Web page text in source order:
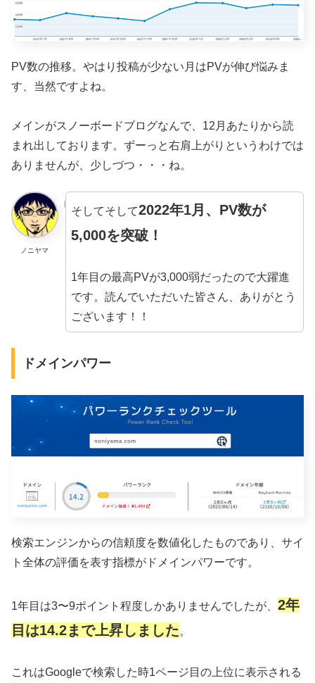
PV数の推移。やはり投稿が少ない月はPVが伸び悩みま
す、当然ですよね。
メインがスノーボードブログなんで、12月あたりから読
まれ出しております。ずーっと右肩上がりというわけでは
ありませんが、少しづつ・・・ね。
ノニヤマ
そしてそして2022年1月、PV数が
5,000を突破！
1年目の最高PVが3,000弱だったので大躍進
です。読んでいただいた皆さん、ありがとう
ございます！！
ドメインパワー
検索エンジンからの信頼度を数値化したものであり、サイ
ト全体の評価を表す指標がドメインパワーです。
1年目は3〜9ポイント程度しかありませんでしたが、 2年
目は14.2まで上昇しました。
これはGoogleで検索した時1ページ目の上位に表示される